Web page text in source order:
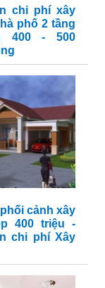
chi phí xây
phố 2 tầng
400 - 500
cảnh xây
400 triệu -
chi phí Xây